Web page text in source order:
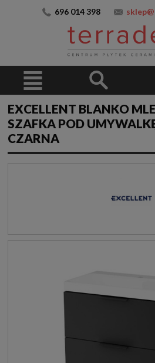
696 014 398
EXCELLENT BLANKO
SZAFKA POD
CZARNA